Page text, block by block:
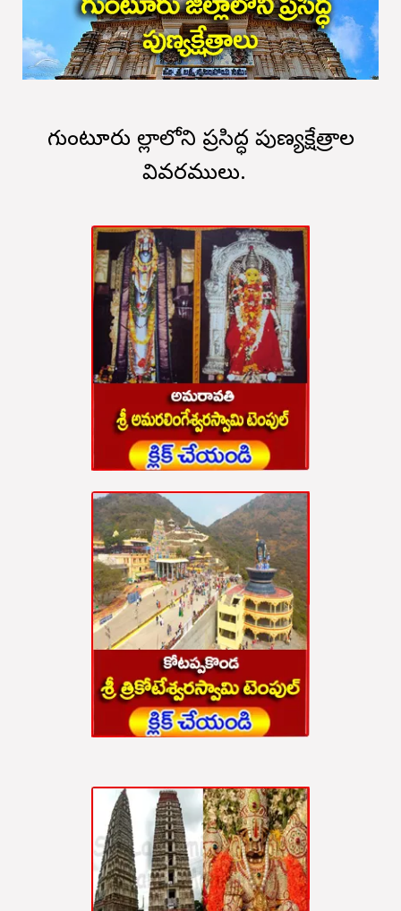
గుంటూరు జిల్లాలోని ప్రసిద్ధ పుణ్యక్షేత్రాల
వివరములు.